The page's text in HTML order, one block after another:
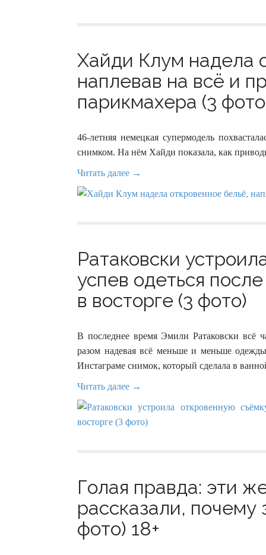
Хайди Клум надела
наплевав на всё и
парикмахера (3
46-летняя немецкая супермодель
снимком. На нём Хайди показала, как
Читать далее →
Ратаковски
успев одеться
в восторге (3 фото)
В последнее время Эмили Ратаковски всё
разом надевая всё меньше и меньше
Инстаграме снимок, который сделала в
Читать далее →
Голая правда: эти
рассказали, почему
фото) 18+